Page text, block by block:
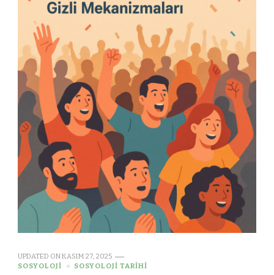
UPDATED ONKASIM 27, 2025
SOSYOLOJI
SOSYOLOJI TARIHI